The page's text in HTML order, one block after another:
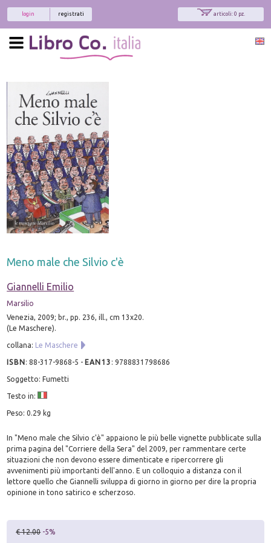
articoli: 0 pz.
registrati
login
Meno male che Silvio c'è
Giannelli Emilio
Marsilio
Venezia, 2009; br., pp. 236, ill., cm 13x20.
(Le Maschere).
collana: Le Maschere
ISBN:88-317-9868-5 - EAN13 :9788831798686
Soggetto: Fumetti
Testo in:
Peso: 0.29 kg
In "Meno male che Silvio c'è" appaiono le più belle vignette pubblicate sulla
prima pagina del "Corriere della Sera" del 2009, per rammentare certe
situazioni che non devono essere dimenticate e ripercorrere gli
avvenimenti più importanti dell'anno. E un colloquio a distanza con il
lettore quello che Giannelli sviluppa di giorno in giorno per dire la propria
opinione in tono satirico e scherzoso.
€ 12.00 -5%